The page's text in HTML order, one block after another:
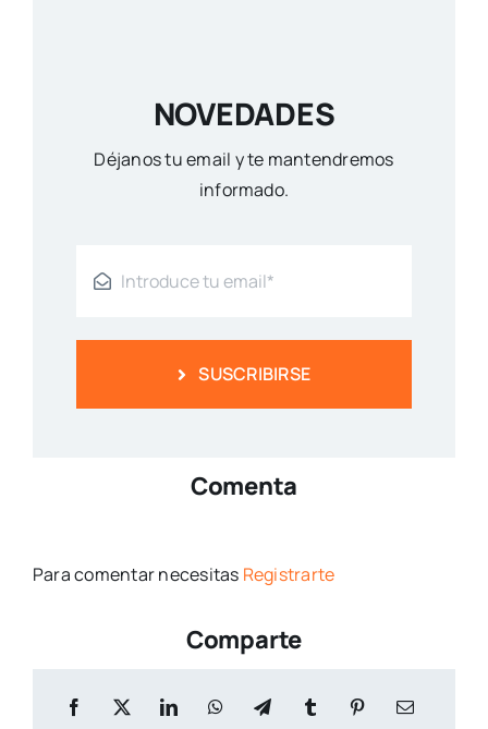
NOVEDADES
Déjanos tu email y te mantendremos
informado.
SUSCRIBIRSE
Comenta
Para comentar necesitas Registrarte
Comparte